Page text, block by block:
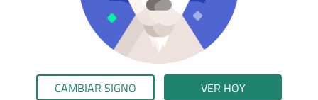
CAMBIAR SIGNO VER HOY